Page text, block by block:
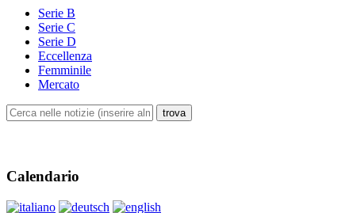
Serie B
Serie C
Serie D
Eccellenza
Femminile
Mercato
Calendario